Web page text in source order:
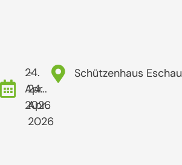
24.
Apr..
2026
-
24.
Apr..
2026
Schützenhaus Eschau